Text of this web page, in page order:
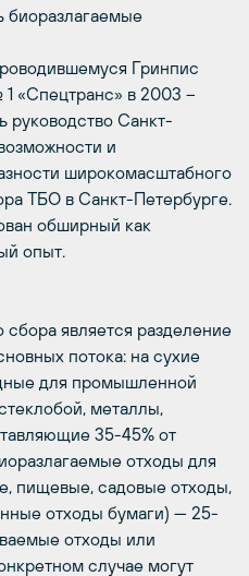
биоразлагаемые
Гринпис
«Спецтранс» в 2003 –
руководство Санкт-
и
широкомасштабного
ТБО в Санкт-Петербурге.
обширный как
опыт.
является разделение
потока: на сухие
для промышленной
металлы,
35-45% от
отходы для
пищевые, садовые отходы,
отходы бумаги) — 25-
отходы или
случае могут